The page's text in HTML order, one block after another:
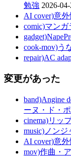
勉強 2026-
AI cover)意外
comic)マン
cook-mov)う
repair)AC
変更があった
band)Angine
ーヌ・ド・
cinema)リッ
music)ノン
AI cover)意外
mov)作曲・